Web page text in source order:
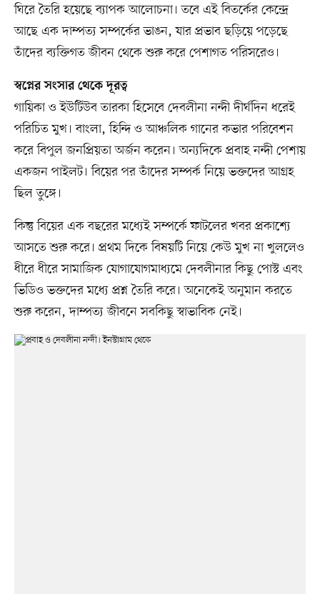
ঘিরে তৈরি হয়েছে ব্যাপক আলোচনা। তবে এই বিতর্কের কেন্দ্রে
আছে এক দাম্পত্য সম্পর্কের ভাঙন, যার প্রভাব ছড়িয়ে পড়েছে
তাঁদের ব্যক্তিগত জীবন থেকে শুরু করে পেশাগত পরিসরেও।
স্বপ্নের সংসার থেকে দূরত্ব
গায়িকা ও ইউটিউব তারকা হিসেবে দেবলীনা নন্দী দীর্ঘদিন ধরেই
পরিচিত মুখ। বাংলা, হিন্দি ও আঞ্চলিক গানের কভার পরিবেশন
করে বিপুল জনপ্রিয়তা অর্জন করেন। অন্যদিকে প্রবাহ নন্দী পেশায়
একজন পাইলট। বিয়ের পর তাঁদের সম্পর্ক নিয়ে ভক্তদের আগ্রহ
ছিল তুঙ্গে।
কিন্তু বিয়ের এক বছরের মধ্যেই সম্পর্কে ফাটলের খবর প্রকাশ্যে
আসতে শুরু করে। প্রথম দিকে বিষয়টি নিয়ে কেউ মুখ না খুললেও
ধীরে ধীরে সামাজিক যোগাযোগমাধ্যমে দেবলীনার কিছু পোস্ট এবং
ভিডিও ভক্তদের মধ্যে প্রশ্ন তৈরি করে। অনেকেই অনুমান করতে
শুরু করেন, দাম্পত্য জীবনে সবকিছু স্বাভাবিক নেই।